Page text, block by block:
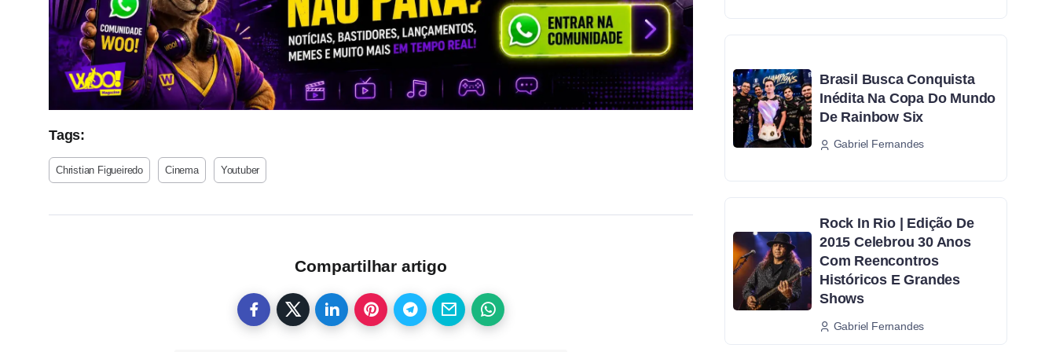
Tags:
Christian Figueiredo Cinema Youtuber
Compartilhar artigo
Brasil Busca Conquista
Inédita Na Copa Do Mundo
De Rainbow Six
Gabriel Fernandes
Rock In Rio | Edição De
2015 Celebrou 30 Anos
Com Reencontros
Históricos E Grandes
Shows
Gabriel Fernandes